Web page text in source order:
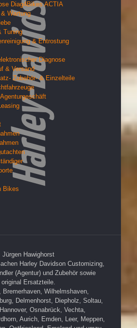
Diag4Bikes ACTIA
Wartung
Tuning
& Entrostung
Diagnose
& Versand
Zubehör- & Einzelteile
Bikes
Jürgen Hawighorst
Harley Davidson Customizing,
(Agentur) und Zubehör sowie
original Ersatzteile.
Bremerhaven, Wilhelmshaven,
Delmenhorst, Diepholz, Soltau,
Osnabrück, Vechta,
Aurich, Emden, Leer, Meppen,